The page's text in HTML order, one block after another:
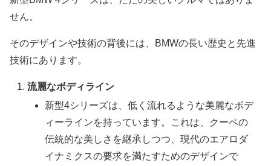
せん。
そのデザインや技術の背後には、BMWの長い歴史と先進
技術にあります。
流麗なボディライン
新型4シリーズは、低く流れるような美麗なボデ
ィーラインを持っています。これは、クーペの
伝統的な美しさを継承しつつ、現代のエアロダ
イナミクスの要求を満たすためのデザインで